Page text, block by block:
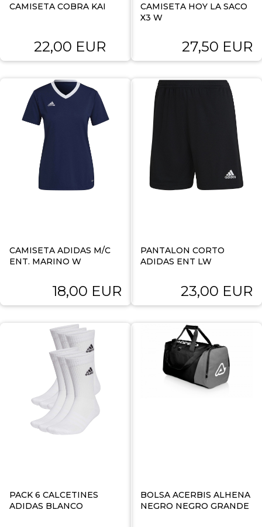
CAMISETA COBRA KAI
22,00 EUR
CAMISETA HOY LA SACO
X3 W
27,50 EUR
CAMISETA ADIDAS M/C
ENT. MARINO W
18,00 EUR
PANTALON CORTO
ADIDAS ENT LW
23,00 EUR
PACK 6 CALCETINES
ADIDAS BLANCO
BOLSA ACERBIS ALHENA
NEGRO NEGRO GRANDE